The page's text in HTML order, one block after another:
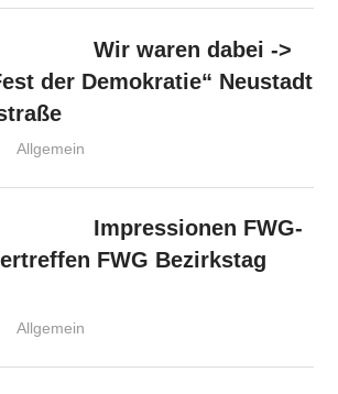
Wir waren dabei ->
der Demokratie“ Neustadt
Michel Grandmaire
Allgemein
Impressionen FWG-
FWG Bezirkstag
Michel Grandmaire
Allgemein